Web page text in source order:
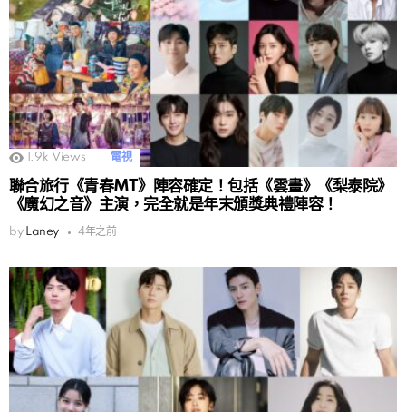
1.9k Views 電視
聯合旅行《青春MT》陣容確定！包括《雲畫》《梨泰院》
《魔幻之音》主演，完全就是年末頒獎典禮陣容！
by Laney 4年之前